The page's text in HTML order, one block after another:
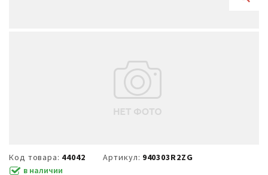
Код товара: 44042 Артикул: 940303R2ZG
в наличии